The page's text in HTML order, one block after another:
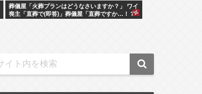
葬儀屋「火葬プランはどうなさいますか？」 ワイ
喪主「直葬で(即答)」葬儀屋「直葬ですか…！？